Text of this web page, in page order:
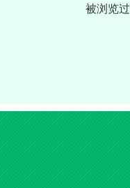
被浏览